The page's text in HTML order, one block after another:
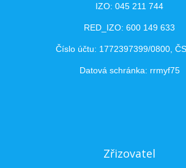
IZO: 045 211 744
RED_IZO: 600 149 633
Číslo účtu: 1772397399/0800,
Datová schránka: rrmyf75
Zřizovatel